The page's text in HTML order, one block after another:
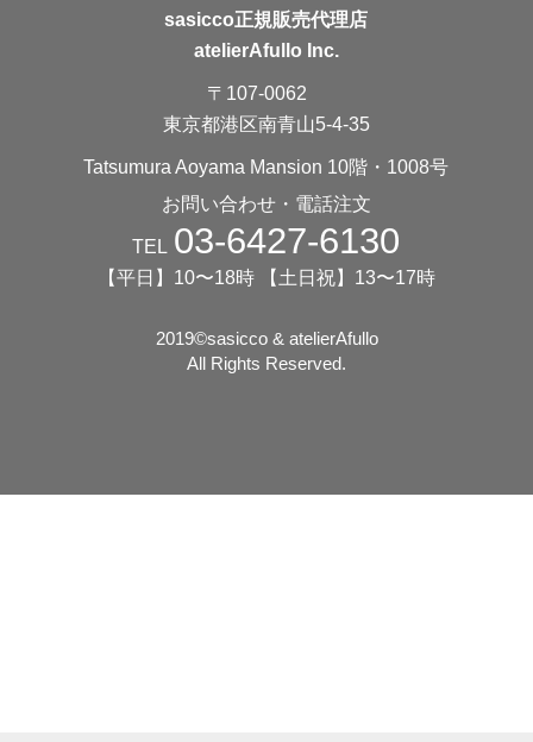
sasicco正規販売代理店
atelierAfullo Inc.
〒107-0062
東京都港区南青山5-4-35
Tatsumura Aoyama Mansion 10階・1008号
お問い合わせ・電話注文
TEL 03-6427-6130
【平日】10〜18時 【土日祝】13〜17時
2019©️sasicco & atelierAfullo
All Rights Reserved.